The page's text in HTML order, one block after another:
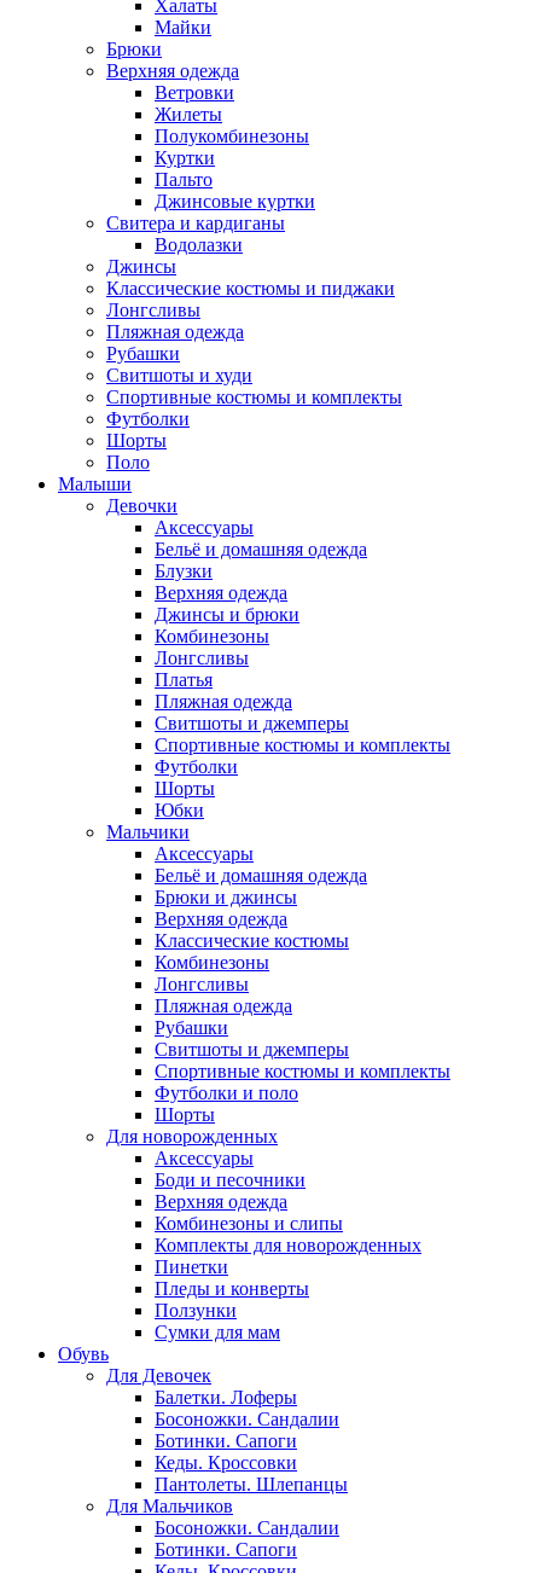
Халаты
Майки
Брюки
Верхняя одежда
Ветровки
Жилеты
Полукомбинезоны
Куртки
Пальто
Джинсовые куртки
Свитера и кардиганы
Водолазки
Джинсы
Классические костюмы и пиджаки
Лонгсливы
Пляжная одежда
Рубашки
Свитшоты и худи
Спортивные костюмы и комплекты
Футболки
Шорты
Поло
Малыши
Девочки
Аксессуары
Бельё и домашняя одежда
Блузки
Верхняя одежда
Джинсы и брюки
Комбинезоны
Лонгсливы
Платья
Пляжная одежда
Свитшоты и джемперы
Спортивные костюмы и комплекты
Футболки
Шорты
Юбки
Мальчики
Аксессуары
Бельё и домашняя одежда
Брюки и джинсы
Верхняя одежда
Классические костюмы
Комбинезоны
Лонгсливы
Пляжная одежда
Рубашки
Свитшоты и джемперы
Спортивные костюмы и комплекты
Футболки и поло
Шорты
Для новорожденных
Аксессуары
Боди и песочники
Верхняя одежда
Комбинезоны и слипы
Комплекты для новорожденных
Пинетки
Пледы и конверты
Ползунки
Сумки для мам
Обувь
Для Девочек
Балетки. Лоферы
Босоножки. Сандалии
Ботинки. Сапоги
Кеды. Кроссовки
Пантолеты. Шлепанцы
Для Мальчиков
Босоножки. Сандалии
Ботинки. Сапоги